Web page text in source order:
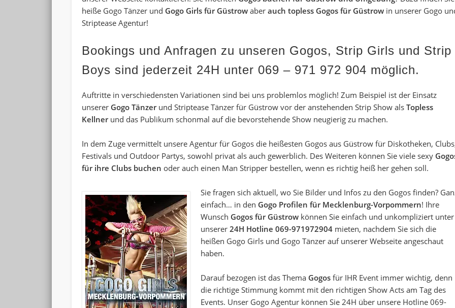
heiße Gogo Tänzer und Gogo Girls für Güstrowaberauch topless Gogos für Güstrow in unserer Gogo
Striptease Agentur!
Bookings und Anfragen zu unseren Gogos, Strip Girls und Strip
Boys sind jederzeit 24H unter 069 – 971 972 904 möglich.
Auftritte in verschiedensten Variationen sind bei uns problemlos möglich! Zum Beispiel ist der Einsatz
unserer Gogo Tänzerund Striptease Tänzer für Güstrow vor der anstehenden Strip Show als Topless
Kellnerund das Publikum schonmal auf die bevorstehende Show neugierig zu machen.
In dem Zuge vermittelt unsere Agentur für Gogos die heißesten Gogos aus Güstrow für Diskotheken,
Festivals und Outdoor Partys, sowohl privat als auch gewerblich. Des Weiteren können Sie viele sexy
für ihre Clubs buchen oder auch einen Man Stripper bestellen, wenn es richtig heiß her gehen soll.
Sie fragen sich aktuell, wo Sie Bilder und Infos zu den Gogos finden?
einfach… in den Gogo Profilen für Mecklenburg-Vorpommern! Ihre
Wunsch Gogos für Güstrowkönnen Sie einfach und unkompliziert unter
unserer 24H Hotline 069-971972904mieten, nachdem Sie sich die
heißen Gogo Girls und Gogo Tänzer auf unserer Webseite angeschaut
haben.
Darauf bezogen ist das Thema Gogos für IHR Event immer wichtig, denn
die richtige Stimmung kommt mit den richtigen Show Acts am Tag des
Events. Unser Gogo Agenturkönnen Sie 24H über unsere Hotline 069-